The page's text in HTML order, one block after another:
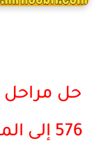
حل مراحل